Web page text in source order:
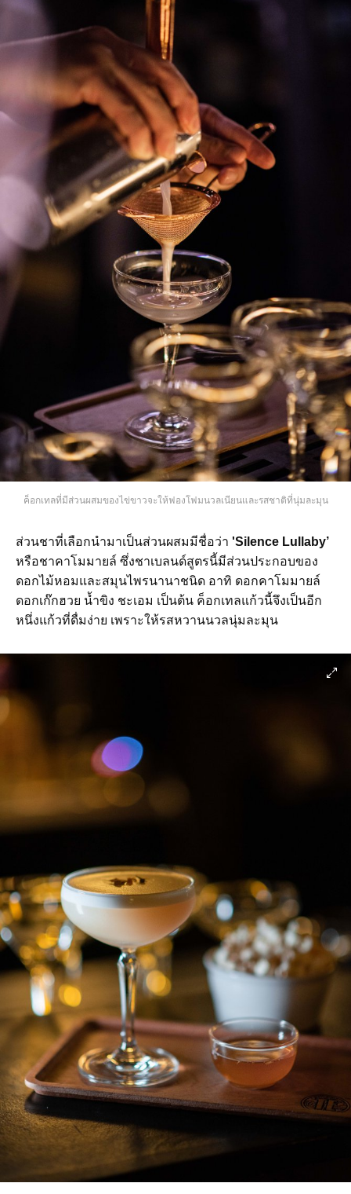
ค็อกเทลที่มีส่วนผสมของไข่ขาวจะให้ฟองโฟมนวลเนียนและรสชาติที่นุ่มละมุน
ส่วนชาที่เลือกนำมาเป็นส่วนผสมมีชื่อว่า 'Silence Lullaby’
หรือชาคาโมมายล์ ซึ่งชาเบลนด์สูตรนี้มีส่วนประกอบของ
ดอกไม้หอมและสมุนไพรนานาชนิด อาทิ ดอกคาโมมายล์
ดอกเก๊กฮวย น้ำขิง ชะเอม เป็นต้น ค็อกเทลแก้วนี้จึงเป็นอีก
หนึ่งแก้วที่ดื่มง่าย เพราะให้รสหวานนวลนุ่มละมุน